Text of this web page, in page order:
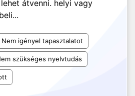
átvenni. helyi vagy
Nem igényel tapasztalatot
szükséges nyelvtudás